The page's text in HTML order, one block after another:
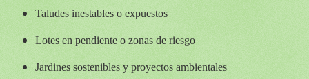
Taludes inestables o expuestos
Lotes en pendiente o zonas de riesgo
Jardines sostenibles y proyectos ambientales